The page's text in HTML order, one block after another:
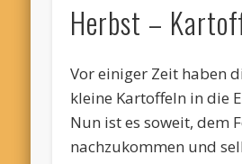
Herbst –
Vor einiger Zeit haben
kleine Kartoffeln in die
Nun ist es soweit, dem
nachzukommen und